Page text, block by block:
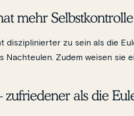
mehr
disziplinierter zu sein als die
Nachteulen. Zudem weisen sie
zufriedener als die